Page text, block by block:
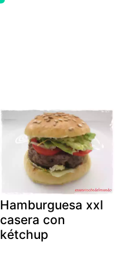
Hamburguesa xxl
casera con
kétchup